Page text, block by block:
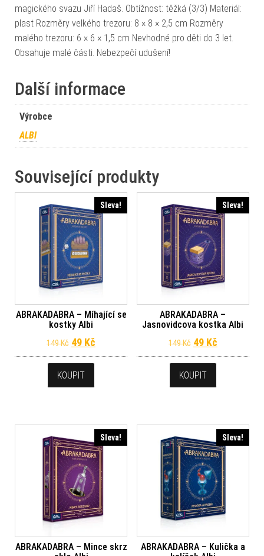
magického svazu Jiří Hadaš. Obtížnost: těžká (3/3) Materiál:
plast Rozměry velkého trezoru: 8 × 8 × 2,5 cm Rozměry
malého trezoru: 6 × 6 × 1,5 cm Nevhodné pro děti do 3 let.
Obsahuje malé části. Nebezpečí udušení!
Další informace
Výrobce
ALBI
Související produkty
Sleva!
ABRAKADABRA – Míhající se
kostky Albi
149Kč Původní cena byla: 149 Kč.
49 Kč Aktuální cena je: 49 Kč.
KOUPIT
Sleva!
ABRAKADABRA –
Jasnovidcova kostka Albi
149Kč Původní cena
49 KčAktuální
KOUPIT
Sleva!
ABRAKADABRA – Mince skrz
Sleva!
ABRAKADABRA – Kulička a